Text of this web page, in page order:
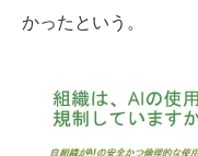
かったという。